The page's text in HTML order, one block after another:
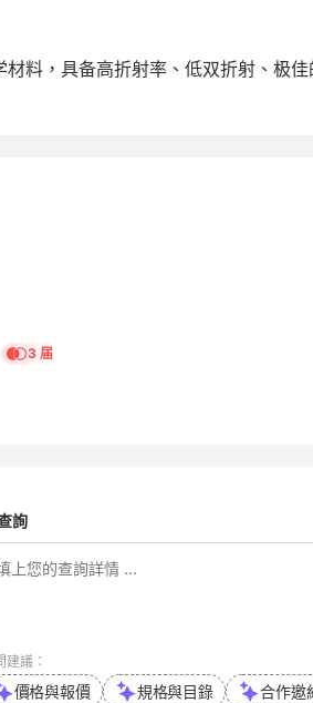
料，具备高折射率、低双折射、极
3 届
詢
建議：
價格與報價 規格與目錄 合作邀